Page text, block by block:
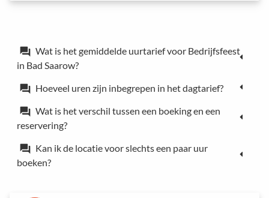
forum Wat is het gemiddelde uurtarief voor Bedrijfsfeest
in Bad Saarow?
forum Hoeveel uren zijn inbegrepen in het dagtarief?
forum Wat is het verschil tussen een boeking en een
reservering?
forum Kan ik de locatie voor slechts een paar uur
boeken?